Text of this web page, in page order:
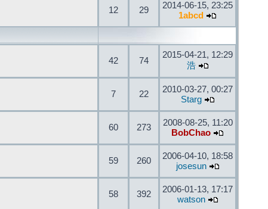
12 29
2014-06-15, 23:25
1abcd
42 74
2015-04-21, 12:29
浩
7 22
2010-03-27, 00:27
Starg
60 273
2008-08-25, 11:20
BobChao
59 260
2006-04-10, 18:58
josesun
58 392
2006-01-13, 17:17
watson